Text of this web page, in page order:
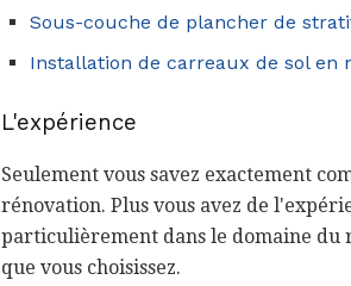
Sous-couche de plancher de
Installation de carreaux de sol en
L'expérience
Seulement vous savez exactement
rénovation. Plus vous avez de
particulièrement dans le domaine du
que vous choisissez.